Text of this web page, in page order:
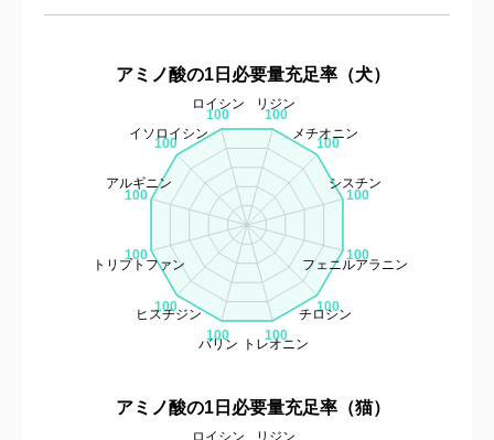
アミノ酸の1日必要量充足率（犬）
100
100
100
100
100
100
100
100
100
100
100
100
アルギニン
イソロイシン
ロイシン
リジン
メチオニン
シスチン
フェニルアラニン
チロシン
トレオニン
バリン
ヒスチジン
トリプトファン
アミノ酸の1日必要量充足率（猫）